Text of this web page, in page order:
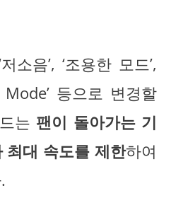
소음’, ‘조용한 모드’,
Mode’ 등으로 변경할
는 팬이 돌아가는 기
최대 속도를 제한하여